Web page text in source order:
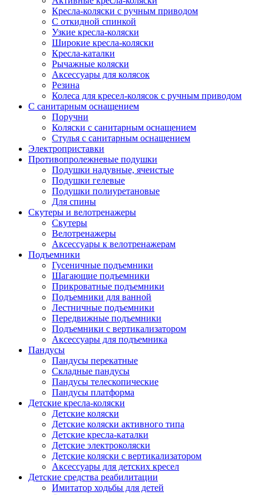
Кресла-коляски с ручным приводом
С откидной спинкой
Узкие кресла-коляски
Широкие кресла-коляски
Кресла-каталки
Рычажные коляски
Аксессуары для колясок
Резина
Колеса для кресел-колясок с ручным приводом
С санитарным оснащением
Поручни
Коляски с санитарным оснащением
Стулья с санитарным оснащением
Электроприставки
Противопролежневые подушки
Подушки надувные, ячеистые
Подушки гелевые
Подушки полиуретановые
Для спины
Скутеры и велотренажеры
Скутеры
Велотренажеры
Аксессуары к велотренажерам
Подъемники
Гусеничные подъемники
Шагающие подъемники
Прикроватные подъемники
Подъемники для ванной
Лестничные подъемники
Передвижные подъемники
Подъемники с вертикализатором
Аксессуары для подъемника
Пандусы
Пандусы перекатные
Складные пандусы
Пандусы телескопические
Пандусы платформа
Детские кресла-коляски
Детские коляски
Детские коляски активного типа
Детские кресла-каталки
Детские электроколяски
Детские коляски с вертикализатором
Аксессуары для детских кресел
Детские средства реабилитации
Имитатор ходьбы для детей